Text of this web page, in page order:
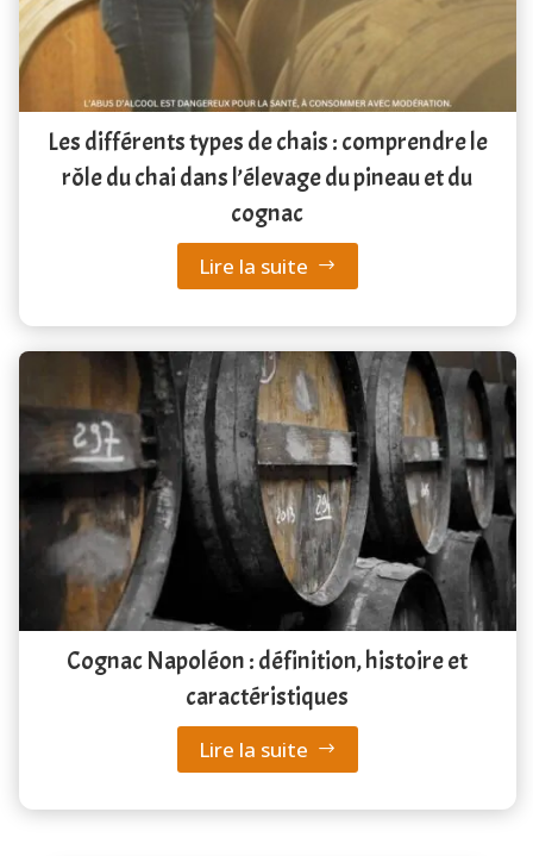
Les différents types de chais : comprendre le
rôle du chai dans l’élevage du pineau et du
cognac
Lire la suite
Cognac Napoléon : définition, histoire et
caractéristiques
Lire la suite